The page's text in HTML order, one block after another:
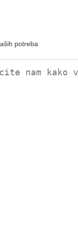
potreba